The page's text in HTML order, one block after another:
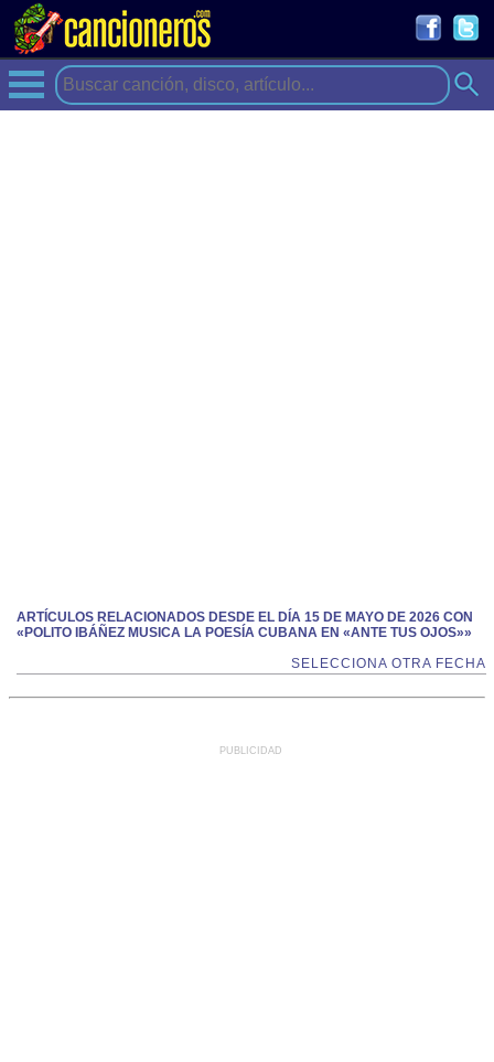
ARTÍCULOS RELACIONADOS DESDE EL DÍA 15 DE MAYO DE 2026 CON
«POLITO IBÁÑEZ MUSICA LA POESÍA CUBANA EN «ANTE TUS OJOS»»
SELECCIONA OTRA FECHA
PUBLICIDAD